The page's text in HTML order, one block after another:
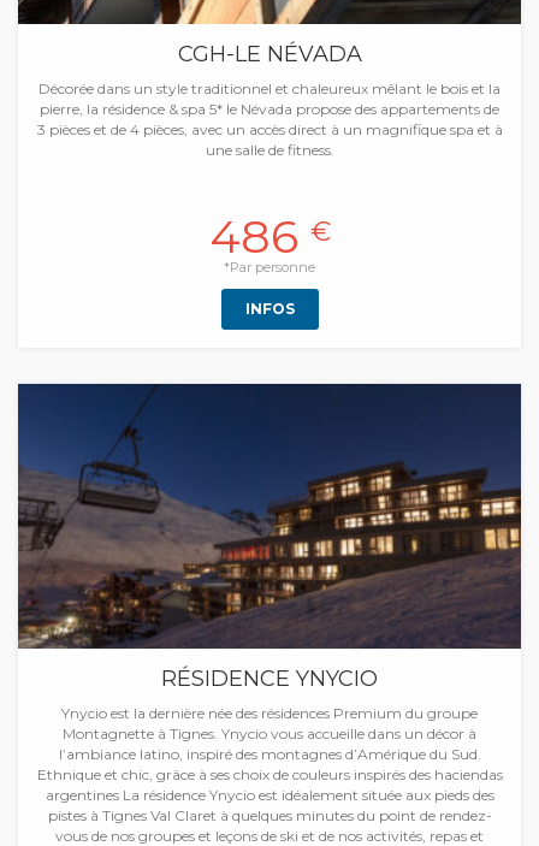
CGH-LE NÉVADA
Décorée dans un style traditionnel et chaleureux mêlant le bois et la
pierre, la résidence & spa 5* le Névada propose des appartements de
3 pièces et de 4 pièces, avec un accès direct à un magnifique spa et à
une salle de fitness.
486 €
*Par personne
INFOS
RÉSIDENCE YNYCIO
Ynycio est la dernière née des résidences Premium du groupe
Montagnette à Tignes. Ynycio vous accueille dans un décor à
l’ambiance latino, inspiré des montagnes d’Amérique du Sud.
Ethnique et chic, grâce à ses choix de couleurs inspirés des haciendas
argentines La résidence Ynycio est idéalement située aux pieds des
pistes à Tignes Val Claret à quelques minutes du point de rendez-
vous de nos groupes et leçons de ski et de nos activités, repas et